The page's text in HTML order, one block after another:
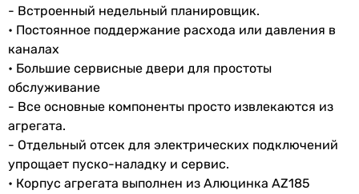
- Встроенный недельный планировщик.
• Постоянное поддержание расхода или давления в
каналах
• Большие сервисные двери для простоты
обслуживание
- Все основные компоненты просто извлекаются из
агрегата.
- Отдельный отсек для электрических подключений
упрощает пуско-наладку и сервис.
• Корпус агрегата выполнен из Алюцинка AZ185